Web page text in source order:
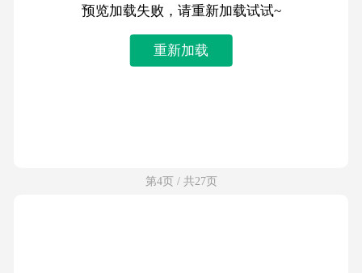
预览加载失败，请重新加载试试~
重新加载
第4页 / 共27页